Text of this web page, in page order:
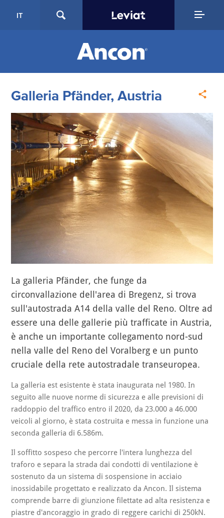
IT
Galleria Pfänder, Austria
La galleria Pfänder, che funge da
circonvallazione dell'area di Bregenz, si trova
sull'autostrada A14 della valle del Reno. Oltre ad
essere una delle gallerie più trafficate in Austria,
è anche un importante collegamento nord-sud
nella valle del Reno del Voralberg e un punto
cruciale della rete autostradale transeuropea.
La galleria est esistente è stata inaugurata nel 1980. In
seguito alle nuove norme di sicurezza e alle previsioni di
raddoppio del traffico entro il 2020, da 23.000 a 46.000
veicoli al giorno, è stata costruita e messa in funzione una
seconda galleria di 6.586m.
Il soffitto sospeso che percorre l'intera lunghezza del
traforo e separa la strada dai condotti di ventilazione è
sostenuto da un sistema di sospensione in acciaio
inossidabile progettato e realizzato da Ancon. Il sistema
comprende barre di giunzione filettate ad alta resistenza e
piastre d'ancoraggio in grado di reggere carichi di 250kN.